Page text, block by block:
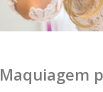
Maquiagem